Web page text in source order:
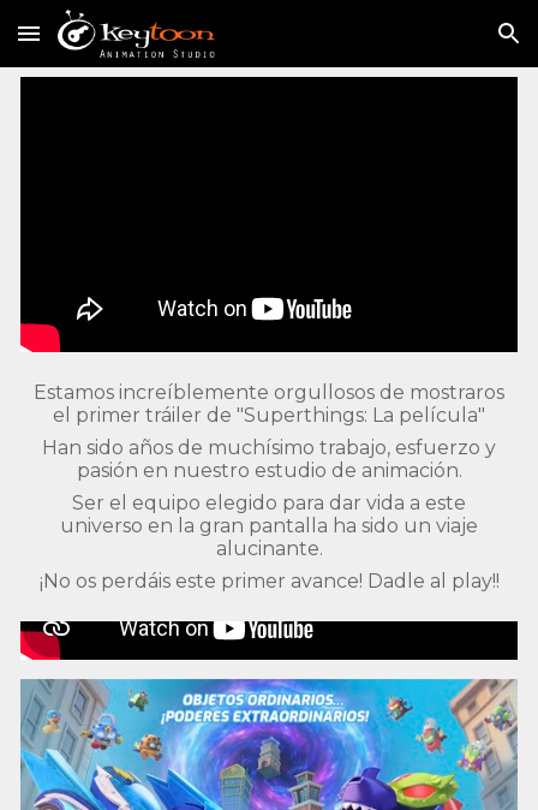
Skip to main content Skip to navigation
Estamos increíblemente orgullosos de mostraros
el primer tráiler de "Superthings: La película"
Han sido años de muchísimo trabajo, esfuerzo y
pasión en nuestro estudio de animación.
Ser el equipo elegido para dar vida a este
universo en la gran pantalla ha sido un viaje
alucinante.
¡No os perdáis este primer avance! Dadle al play!!